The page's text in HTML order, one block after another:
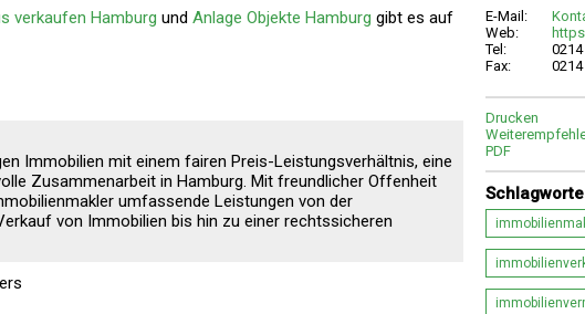
verkaufen Hamburg und Anlage Objekte Hamburg gibt es auf
Immobilien mit einem fairen Preis-Leistungsverhältnis, eine
Zusammenarbeit in Hamburg. Mit freundlicher Offenheit
umfassende Leistungen von der
von Immobilien bis hin zu einer rechtssicheren
E-Mail:
Web:
Tel:
0214
Fax:
Drucken
PDF
Schlagworte